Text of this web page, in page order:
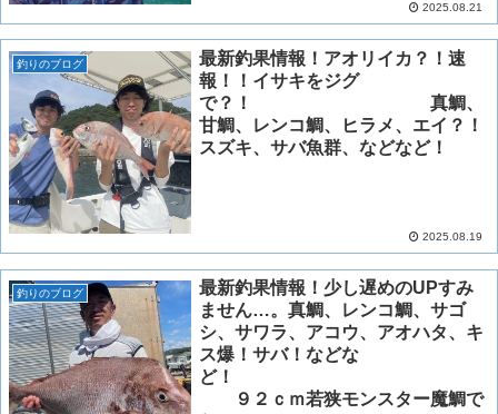
2025.08.21
釣りのブログ
最新釣果情報！アオリイカ？！速
報！！イサキをジグ
で？！ 真鯛、
甘鯛、レンコ鯛、ヒラメ、エイ？！
スズキ、サバ魚群、などなど！
2025.08.19
釣りのブログ
最新釣果情報！少し遅めのUPすみ
ません…。真鯛、レンコ鯛、サゴ
シ、サワラ、アコウ、アオハタ、キ
ス爆！サバ！などな
ど！
９２ｃｍ若狭モンスター魔鯛で